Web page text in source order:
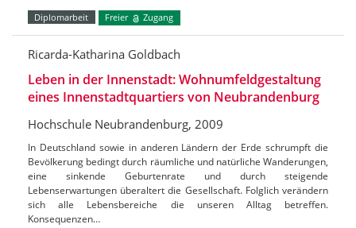
Diplomarbeit Freier Zugang
Ricarda-Katharina Goldbach
Leben in der Innenstadt: Wohnumfeldgestaltung
eines Innenstadtquartiers von Neubrandenburg
Hochschule Neubrandenburg, 2009
In Deutschland sowie in anderen Ländern der Erde schrumpft die
Bevölkerung bedingt durch räumliche und natürliche Wanderungen,
eine sinkende Geburtenrate und durch steigende
Lebenserwartungen überaltert die Gesellschaft. Folglich verändern
sich alle Lebensbereiche die unseren Alltag betreffen.
Konsequenzen…